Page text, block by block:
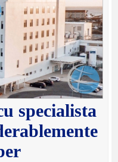
specialista